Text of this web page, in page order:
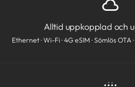
Alltid uppkopplad och
Ethernet · Wi-Fi · 4G eSIM · Sömlös